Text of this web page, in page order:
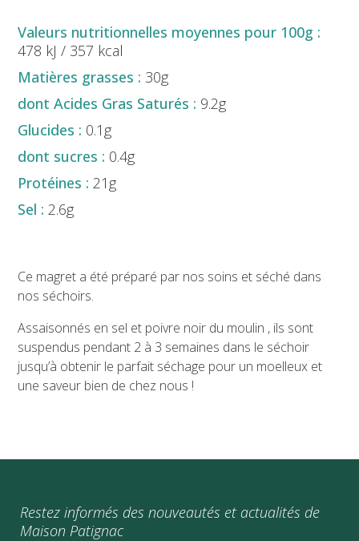
478 kJ / 357 kcal
30g
9.2g
0.1g
0.4g
21g
2.6g
Ce magret a été préparé par nos soins et séché dans
nos séchoirs.
Assaisonnés en sel et poivre noir du moulin , ils sont
suspendus pendant 2 à 3 semaines dans le séchoir
jusqu’à obtenir le parfait séchage pour un moelleux et
une saveur bien de chez nous !
Restez informés des nouveautés et actualités de
Maison Patignac